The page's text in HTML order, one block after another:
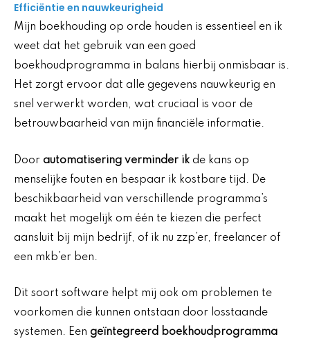
Efficiëntie en nauwkeurigheid
Mijn boekhouding op orde houden is essentieel en ik
weet dat het gebruik van een goed
boekhoudprogramma in balans hierbij onmisbaar is.
Het zorgt ervoor dat alle gegevens nauwkeurig en
snel verwerkt worden, wat cruciaal is voor de
betrouwbaarheid van mijn financiële informatie.
Door automatisering verminder ik de kans op
menselijke fouten en bespaar ik kostbare tijd. De
beschikbaarheid van verschillende programma’s
maakt het mogelijk om één te kiezen die perfect
aansluit bij mijn bedrijf, of ik nu zzp’er, freelancer of
een mkb’er ben.
Dit soort software helpt mij ook om problemen te
voorkomen die kunnen ontstaan door losstaande
systemen. Een geïntegreerd boekhoudprogramma